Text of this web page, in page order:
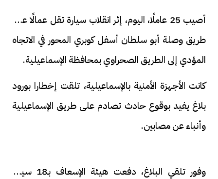
أصيب 25 عاملًا، اليوم، إثر انقلاب سيارة تقل عمالًا على
طريق وصلة أبو سلطان أسفل كوبري المحور في الاتجاه
المؤدي إلى الطريق الصحراوي بمحافظة الإسماعيلية.
كانت الأجهزة الأمنية بالإسماعيلية، تلقت إخطارا بورود
بلاغ يفيد بوقوع حادث تصادم على طريق الإسماعيلية
وأنباء عن مصابين.
وفور تلقي البلاغ، دفعت هيئة الإسعاف بـ18 سيارة